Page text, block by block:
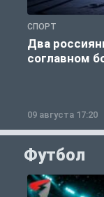
СПОРТ
Два
соглавном
09 августа 17:20
Футбол